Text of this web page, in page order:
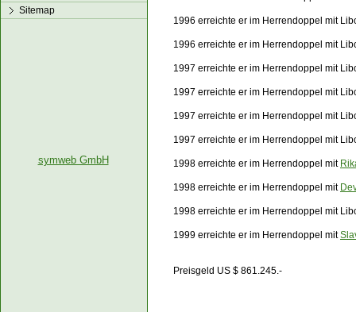
1996 erreichte er im Herrendoppel mit
1996 erreichte er im Herrendoppel mit
1997 erreichte er im Herrendoppel mit
1997 erreichte er im Herrendoppel mit
1997 erreichte er im Herrendoppel mit
1997 erreichte er im Herrendoppel mit
1998 erreichte er im Herrendoppel mit
1998 erreichte er im Herrendoppel mit
1998 erreichte er im Herrendoppel mit
1999 erreichte er im Herrendoppel mit
Preisgeld US $ 861.245.-
Sitemap
symweb GmbH